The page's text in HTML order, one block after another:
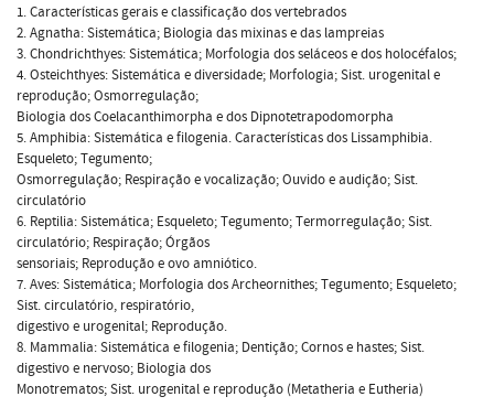
1. Características gerais e classificação dos vertebrados
2. Agnatha: Sistemática; Biologia das mixinas e das lampreias
3. Chondrichthyes: Sistemática; Morfologia dos seláceos e dos holocéfalos;
4. Osteichthyes: Sistemática e diversidade; Morfologia; Sist. urogenital e
reprodução; Osmorregulação;
Biologia dos Coelacanthimorpha e dos Dipnotetrapodomorpha
5. Amphibia: Sistemática e filogenia. Características dos Lissamphibia.
Esqueleto; Tegumento;
Osmorregulação; Respiração e vocalização; Ouvido e audição; Sist.
circulatório
6. Reptilia: Sistemática; Esqueleto; Tegumento; Termorregulação; Sist.
circulatório; Respiração; Órgãos
sensoriais; Reprodução e ovo amniótico.
7. Aves: Sistemática; Morfologia dos Archeornithes; Tegumento; Esqueleto;
Sist. circulatório, respiratório,
digestivo e urogenital; Reprodução.
8. Mammalia: Sistemática e filogenia; Dentição; Cornos e hastes; Sist.
digestivo e nervoso; Biologia dos
Monotrematos; Sist. urogenital e reprodução (Metatheria e Eutheria)